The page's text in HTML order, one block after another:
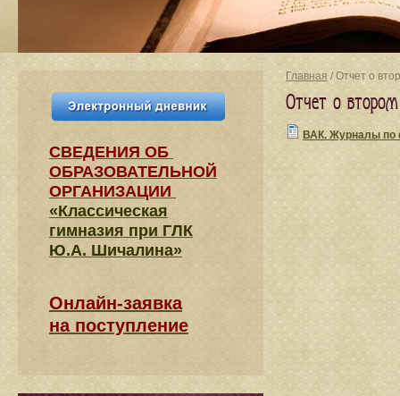
Главная / Отчет о
Отчет о втором
ВАК. Журналы по
СВЕДЕНИЯ​ ОБ
ОБРАЗОВАТЕЛЬНОЙ
ОРГАНИЗАЦИИ
«Классическая
гимназия при ГЛК
Ю.А. Шичалина»
Онлайн-заявка
на поступление